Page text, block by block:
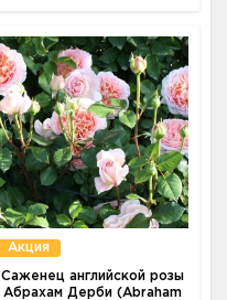
Акция
Саженец английской розы
Абрахам Дерби (Abraham